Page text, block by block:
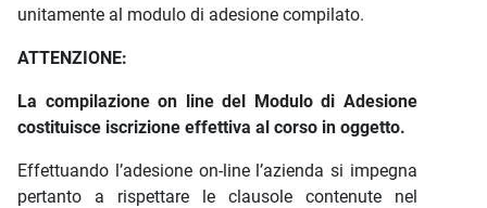
unitamente al modulo di adesione compilato.
ATTENZIONE:
La compilazione on line del Modulo di Adesione
costituisce iscrizione effettiva al corso in oggetto.
Effettuando l’adesione on-line l’azienda si impegna
pertanto a rispettare le clausole contenute nel